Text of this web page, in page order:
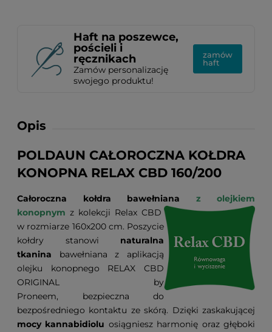
Haft na poszewce,
pościeli i
ręcznikach
Zamów personalizację
swojego produktu!
zamów
haft
Opis
POLDAUN CAŁOROCZNA KOŁDRA
KONOPNA RELAX CBD 160/200
Całoroczna kołdra bawełniana z olejkiem
konopnym z kolekcji Relax CBD
w rozmiarze 160x200 cm. Poszycie
kołdry stanowi naturalna
tkanina bawełniana z aplikacją
olejku konopnego RELAX CBD
ORIGINAL by
Proneem, bezpieczna do
bezpośredniego kontaktu ze skórą. Dzięki zaskakującej
mocy kannabidiolu osiągniesz harmonię oraz głęboki